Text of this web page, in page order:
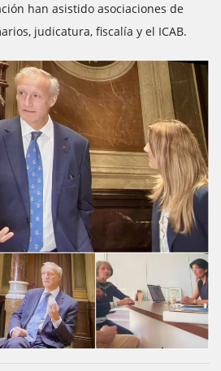
han asistido asociaciones de
judicatura, fiscalía y el ICAB.